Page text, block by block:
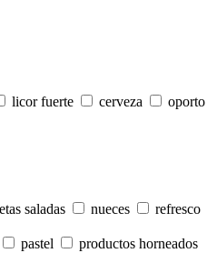
licor fuerte cerveza
oporto
saladas nueces
refresco
pastel
productos horneados